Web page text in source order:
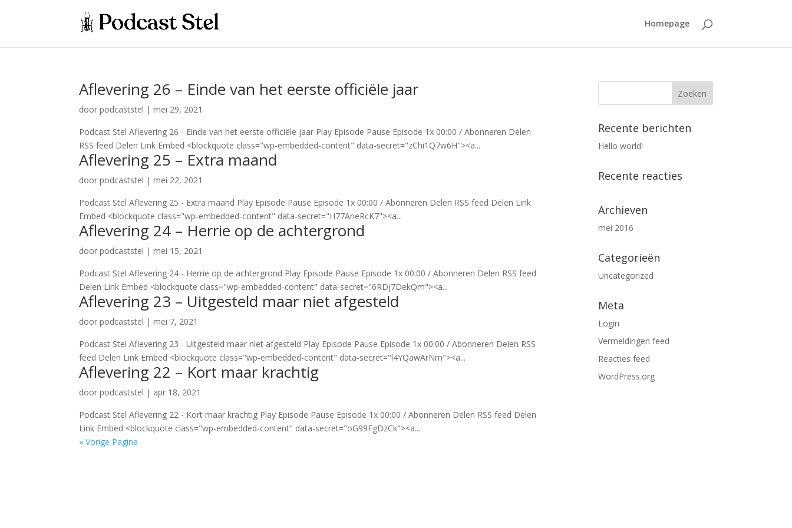
Homepage
Aflevering 26 – Einde van het eerste officiële jaar
doorpodcaststel |mei 29, 2021
Podcast Stel Aflevering 26 - Einde van het eerste officiële jaar Play Episode Pause Episode 1x 00:00 / Abonneren Delen
RSS feed Delen Link Embed <blockquote class="wp-embedded-content" data-secret="zChi1Q7w6H"><a...
Aflevering 25 – Extra maand
doorpodcaststel |mei 22, 2021
Podcast Stel Aflevering 25 - Extra maand Play Episode Pause Episode 1x 00:00 / Abonneren Delen RSS feed Delen Link
Embed <blockquote class="wp-embedded-content" data-secret="H77AneRcK7"><a...
Aflevering 24 – Herrie op de achtergrond
doorpodcaststel |mei 15, 2021
Podcast Stel Aflevering 24 - Herrie op de achtergrond Play Episode Pause Episode 1x 00:00 / Abonneren Delen RSS feed
Delen Link Embed <blockquote class="wp-embedded-content" data-secret="6RDj7DekQm"><a...
Aflevering 23 – Uitgesteld maar niet afgesteld
doorpodcaststel |mei 7, 2021
Podcast Stel Aflevering 23 - Uitgesteld maar niet afgesteld Play Episode Pause Episode 1x 00:00 / Abonneren Delen RSS
feed Delen Link Embed <blockquote class="wp-embedded-content" data-secret="l4YQawArNm"><a...
Aflevering 22 – Kort maar krachtig
doorpodcaststel | apr 18, 2021
Podcast Stel Aflevering 22 - Kort maar krachtig Play Episode Pause Episode 1x 00:00 / Abonneren Delen RSS feed Delen
Link Embed <blockquote class="wp-embedded-content" data-secret="oG99FgDzCk"><a...
« Vorige Pagina
Recente berichten
Hello world!
Recente reacties
Archieven
mei 2016
Categorieën
Uncategorized
Meta
Login
Vermeldingen feed
Reacties feed
WordPress.org